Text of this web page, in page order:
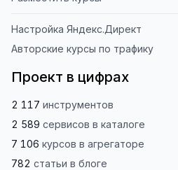
Настройка Яндекс.Директ
Авторские курсы по трафику
Проект в цифрах
2 117 инструментов
2 589 сервисов в каталоге
7 106 курсов в агрегаторе
782 статьи в блоге